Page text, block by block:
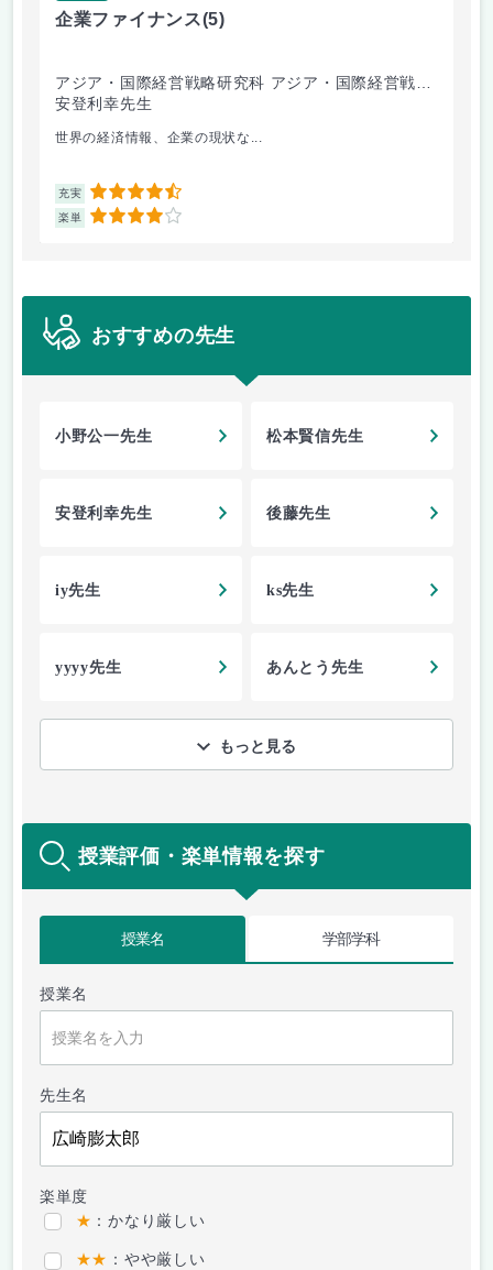
企業ファイナンス(5)
アジア・国際経営戦略研究科 アジア・国際経営戦略
専攻
安登利幸先生
世界の経済情報、企業の現状な...
充実 4.5
楽単 4
おすすめの先生
小野公一先生 松本賢信先生
安登利幸先生 後藤先生
iy先生 ks先生
yyyy先生 あんとう先生
もっと見る
授業評価・楽単情報を探す
授業名 学部学科
授業名
先生名
楽単度
★ ：かなり厳しい
★★ ：やや厳しい